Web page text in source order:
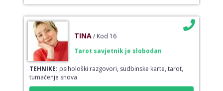
TEHNIKE:psihološki razgovori, sudbinske karte, tarot,
tumačenje snova
Broj tel: 064/600-600